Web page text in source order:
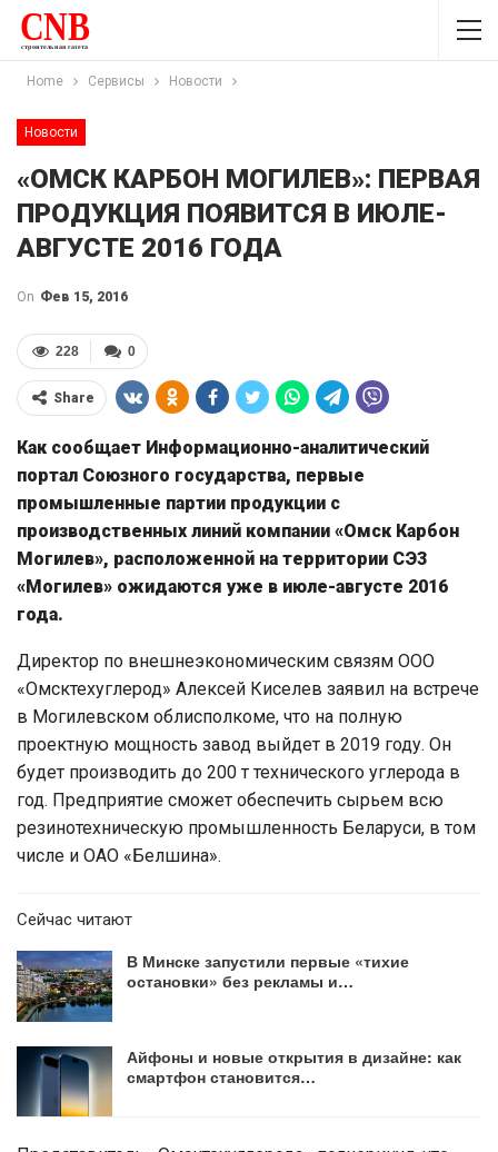
Home Сервисы Новости
Новости
«ОМСК КАРБОН МОГИЛЕВ»: ПЕРВАЯ
ПРОДУКЦИЯ ПОЯВИТСЯ В ИЮЛЕ-
АВГУСТЕ 2016 ГОДА
On Фев 15, 2016
0
228
Share
Как сообщает Информационно-аналитический
портал Союзного государства, первые
промышленные партии продукции с
производственных линий компании «Омск Карбон
Могилев», расположенной на территории СЭЗ
«Могилев» ожидаются уже в июле-августе 2016
года.
Директор по внешнеэкономическим связям ООО
«Омсктехуглерод» Алексей Киселев заявил на встрече
в Могилевском облисполкоме, что на полную
проектную мощность завод выйдет в 2019 году. Он
будет производить до 200 т технического углерода в
год. Предприятие сможет обеспечить сырьем всю
резинотехническую промышленность Беларуси, в том
числе и ОАО «Белшина».
Сейчас читают
В Минске запустили первые «тихие
остановки» без рекламы и…
Айфоны и новые открытия в дизайне: как
смартфон становится…